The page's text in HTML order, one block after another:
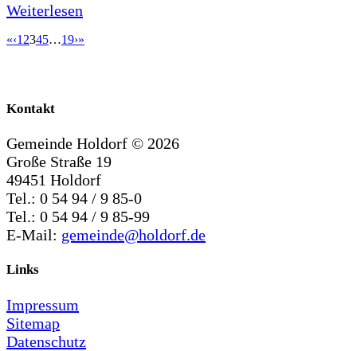
Weiterlesen
«‹1 2345…19›»
Kontakt
Gemeinde Holdorf © 2026
Große Straße 19
49451 Holdorf
Tel.: 0 54 94 / 9 85-0
Tel.: 0 54 94 / 9 85-99
E-Mail: gemeinde@holdorf.de
Links
Impressum
Sitemap
Datenschutz